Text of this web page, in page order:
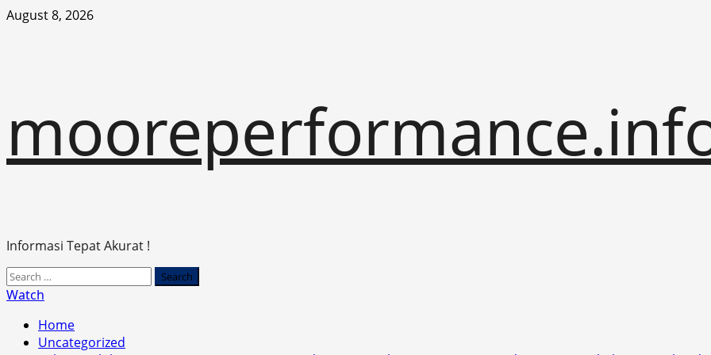
Skip
August 8, 2026
Informasi Tepat Akurat !
Primary
Menu
Search
for:
Watch
Home
Uncategorized